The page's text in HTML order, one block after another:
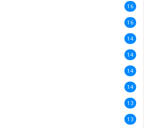
16
16
14
14
14
14
13
13